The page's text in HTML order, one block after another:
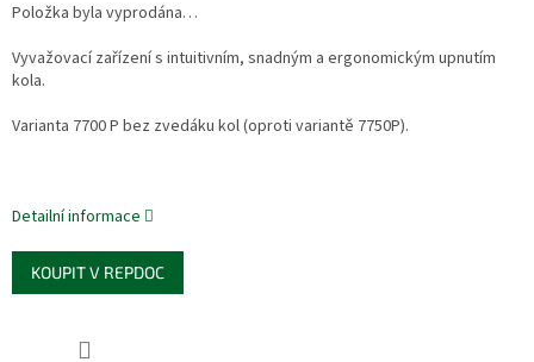
Položka byla vyprodána…
Vyvažovací zařízení s intuitivním, snadným a ergonomickým upnutím
kola.
Varianta 7700 P bez zvedáku kol (oproti variantě 7750P).
Detailní informace
KOUPIT V REPDOC